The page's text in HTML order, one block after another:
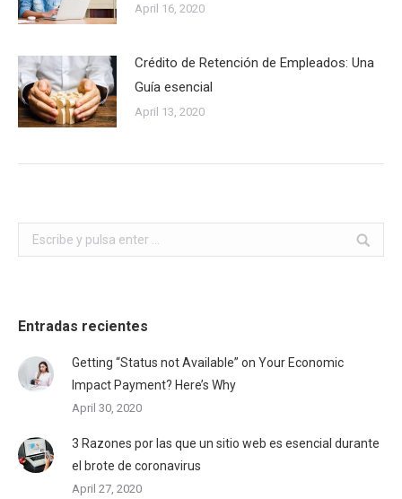
April 16, 2020
Crédito de Retención de Empleados: Una
Guía esencial
April 13, 2020
Buscar:
Entradas recientes
Getting “Status not Available” on Your Economic
Impact Payment? Here’s Why
April 30, 2020
3 Razones por las que un sitio web es esencial durante
el brote de coronavirus
April 27, 2020